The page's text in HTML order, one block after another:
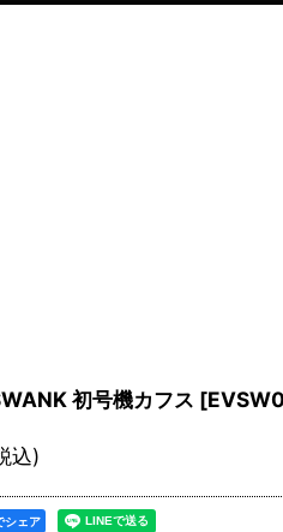
初号機カフス [
込)
シェア